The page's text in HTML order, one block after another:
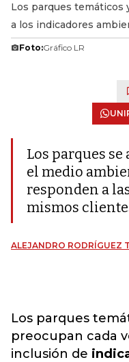
Los parques temáticos
a los indicadores
Foto:Gráfico LR
Los parques
el medio
responden a
mismos
ALEJANDRO RODRÍGUEZ
Los parques
preocupan cada
inclusión de